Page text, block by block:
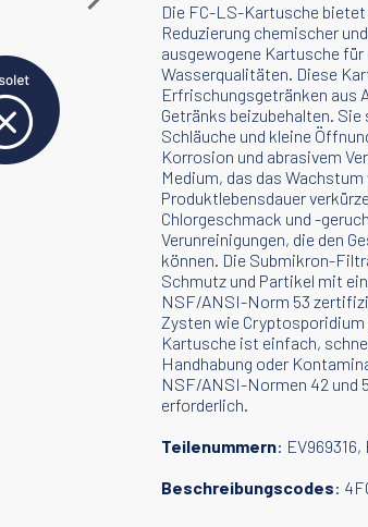
Die FC-LS-Kartusche
Reduzierung chemischer
ausgewogene Kartusche
Wasserqualitäten. Diese
Erfrischungsgetränken aus
Getränks beizubehalten.
Schläuche und kleine
Korrosion und abrasivem
Medium, das das
Produktlebensdauer
Chlorgeschmack und -
Verunreinigungen, die den
können. Die Submikron-
Schmutz und Partikel mit
NSF/ANSI-Norm 53
Zysten wie Cryptosporidium
Kartusche ist einfach,
Handhabung oder
NSF/ANSI-Normen 42 und
erforderlich.
Teilenummern: EV969316,
Beschreibungscodes: